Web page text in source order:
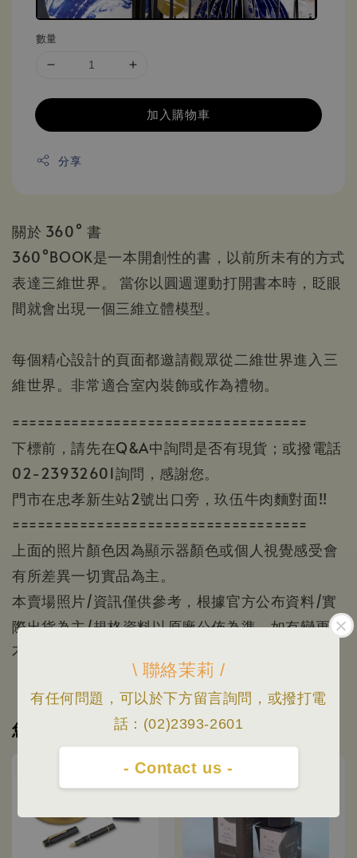
\ 聯絡茉莉 /
有任何問題，可以於下方留言詢問，或撥打電
話：(02)2393-2601
- Contact us -
數量
加入購物車
分享
關於 360° 書
360°BOOK是一本開創性的書，以前所未有的方式
表達三維世界。 當你以圓週運動打開書本時，眨眼
間就會出現一個三維立體模型。
每個精心設計的頁面都邀請觀眾從二維世界進入三
維世界。非常適合室內裝飾或作為禮物。
===================================
下標前，請先在Q&A中詢問是否有現貨；或撥電話
02-23932601詢問，感謝您。
門市在忠孝新生站2號出口旁，玖伍牛肉麵對面!!
===================================
上面的照片顏色因為顯示器顏色或個人視覺感受會
有所差異一切實品為主。
本賣場照片/資訊僅供參考，根據官方公布資料/實
際出貨為主/規格資料以原廠公佈為準，如有變更恕
不另行通知。
您可能也喜歡